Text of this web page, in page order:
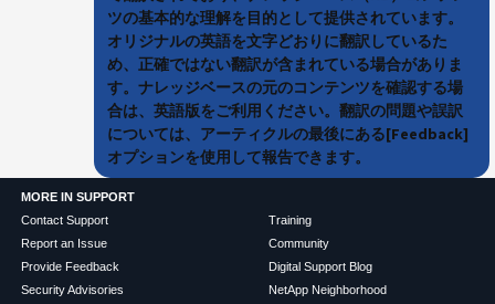
ツの基本的な理解を目的として提供されています。
オリジナルの英語を文字どおりに翻訳しているた
め、正確ではない翻訳が含まれている場合がありま
す。ナレッジベースの元のコンテンツを確認する場
合は、英語版をご利用ください。翻訳の問題や誤訳
については、アーティクルの最後にある[Feedback]
オプションを使用して報告できます。
MORE IN SUPPORT
Contact Support
Report an Issue
Provide Feedback
Security Advisories
Training
Community
Digital Support Blog
NetApp Neighborhood